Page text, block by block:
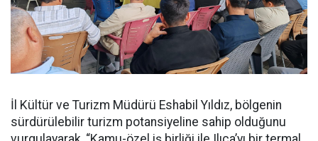
İl Kültür ve Turizm Müdürü Eshabil Yıldız, bölgenin
sürdürülebilir turizm potansiyeline sahip olduğunu